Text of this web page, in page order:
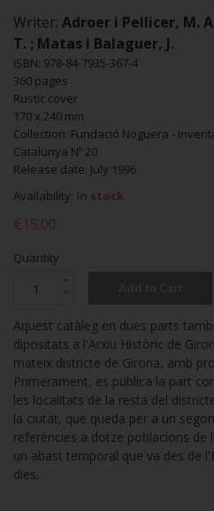
Writer: Adroer i Pellicer, M.
T. ; Matas i Balaguer, J.
ISBN: 978-84-7935-367-4
360 pages
Rustic cover
170 x 240 mm
Collection: Fundació Noguera -
Catalunya Nº 20
Release date: July 1996
Availability: In stock
€15.00
Quantity
Aquest catàleg en dues parts
dipositats a l'Arxiu Històric de
mateix districte de Girona, amb
Primerament, es publica la part
les localitats de la resta del
la ciutat, que queda per a un
referències a dotze poblacions de
un abast temporal que va des de
dies.